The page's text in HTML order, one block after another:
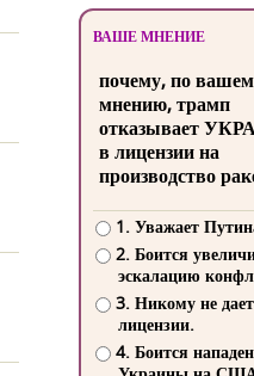
ВАШЕ МНЕНИЕ
почему, по
мнению, трамп
отказывает
в лицензии на
производство
1. Уважает
2. Боится
эскалацию
3. Никому не
лицензии.
4. Боится